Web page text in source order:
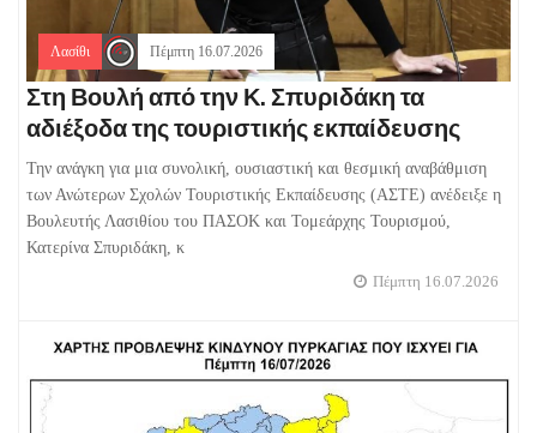
Λασίθι Πέμπτη 16.07.2026
Στη Βουλή από την Κ. Σπυριδάκη τα
αδιέξοδα της τουριστικής εκπαίδευσης
Την ανάγκη για μια συνολική, ουσιαστική και θεσμική αναβάθμιση
των Ανώτερων Σχολών Τουριστικής Εκπαίδευσης (ΑΣΤΕ) ανέδειξε η
Βουλευτής Λασιθίου του ΠΑΣΟΚ και Τομεάρχης Τουρισμού,
Κατερίνα Σπυριδάκη, κ
Πέμπτη 16.07.2026